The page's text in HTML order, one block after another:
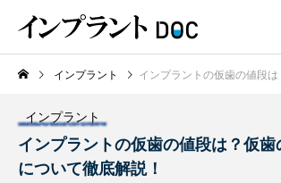
おすすめ名医紹介
インプラント インプラントの仮歯の値段は？仮歯の種
インプラント
インプラントの仮歯の値段は？仮歯
について徹底解説！